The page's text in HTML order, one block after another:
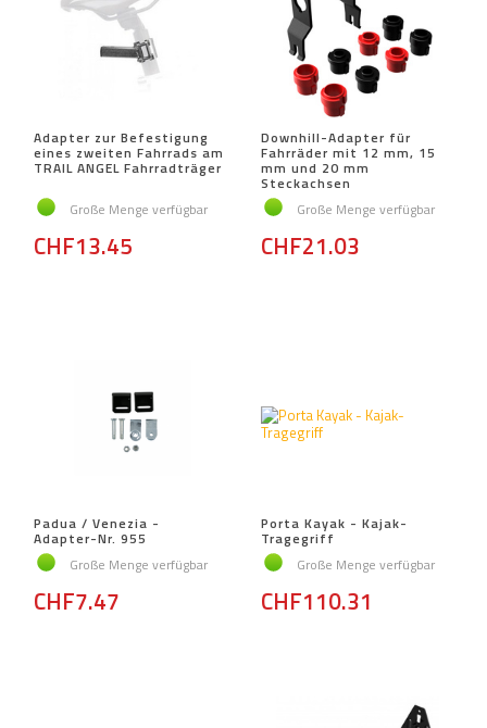
Adapter zur Befestigung
eines zweiten Fahrrads am
TRAIL ANGEL Fahrradträger
Große Menge verfügbar
CHF13.45
Downhill-Adapter für
Fahrräder mit 12 mm, 15
mm und 20 mm
Steckachsen
Große Menge verfügbar
CHF21.03
Padua / Venezia -
Adapter-Nr. 955
Große Menge verfügbar
CHF7.47
Porta Kayak - Kajak-
Tragegriff
Große Menge verfügbar
CHF110.31